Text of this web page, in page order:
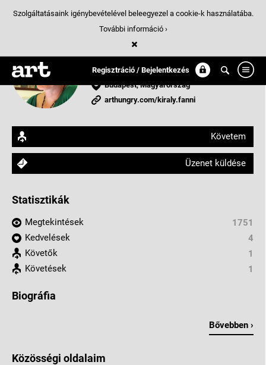
Regisztráció / Bejelentkezés
Király Fanni
fémműves tervező
Budapest, Magyarország
arthungry.com/kiraly.fanni
Követem
Üzenet küldése
Statisztikák
Megtekintések
1751
Kedvelések
4
Követők
1
Követések
1
Biográfia
Bővebben ›
Közösségi oldalaim
Szolgáltatásaink igénybevételével beleegyezel a cookie-k használatába.
További információ ›